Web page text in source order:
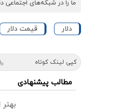
ما را در شبکه‌های اجتماعی
دلار قیمت دلار
کپی لینک کوتاه
مطالب پیشنهادی